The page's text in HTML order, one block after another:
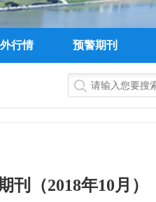
行情 预警期刊
刊（2018年10月）